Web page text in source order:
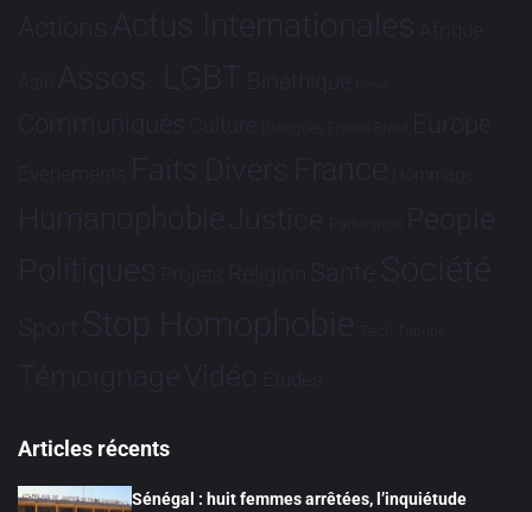
Actions Actus Internationales Afrique
Asie Assos. LGBT Bioéthique Brève
Communiqués Culture Dialogues France-Brésil Europe
Evénements Faits Divers France Hommage
HumanophobieJustice Partenariat People
Politiques Projets Religion Santé Société
Sport Stop Homophobie Tech Tribune
TémoignageVidéo Études
Articles récents
Sénégal : huit femmes arrêtées, l’inquiétude